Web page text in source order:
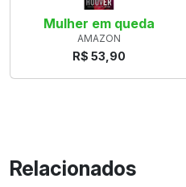
Mulher em queda
AMAZON
R$ 53,90
Relacionados